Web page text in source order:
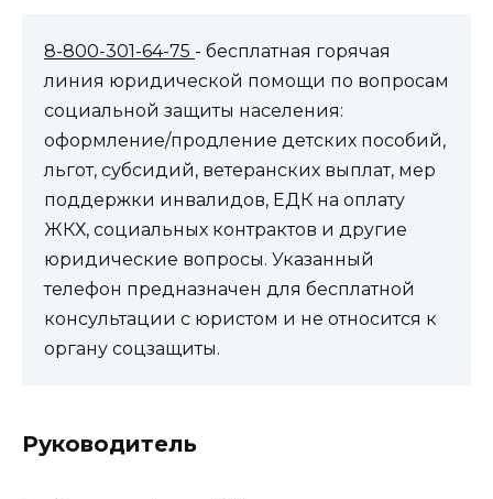
8-800-301-64-75 - бесплатная горячая
линия юридической помощи по вопросам
социальной защиты населения:
оформление/продление детских пособий,
льгот, субсидий, ветеранских выплат, мер
поддержки инвалидов, ЕДК на оплату
ЖКХ, социальных контрактов и другие
юридические вопросы. Указанный
телефон предназначен для бесплатной
консультации с юристом и не относится к
органу соцзащиты.
Руководитель